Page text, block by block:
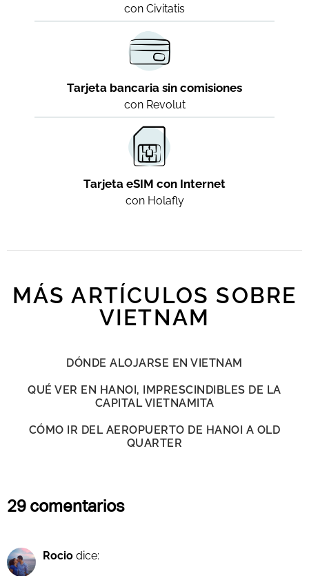
con Civitatis
Tarjeta bancaria sin comisiones
con Revolut
Tarjeta eSIM con Internet
con Holafly
MÁS ARTÍCULOS SOBRE
VIETNAM
DÓNDE ALOJARSE EN VIETNAM
QUÉ VER EN HANOI, IMPRESCINDIBLES DE LA
CAPITAL VIETNAMITA
CÓMO IR DEL AEROPUERTO DE HANOI A OLD
QUARTER
29 comentarios
Rocio dice: